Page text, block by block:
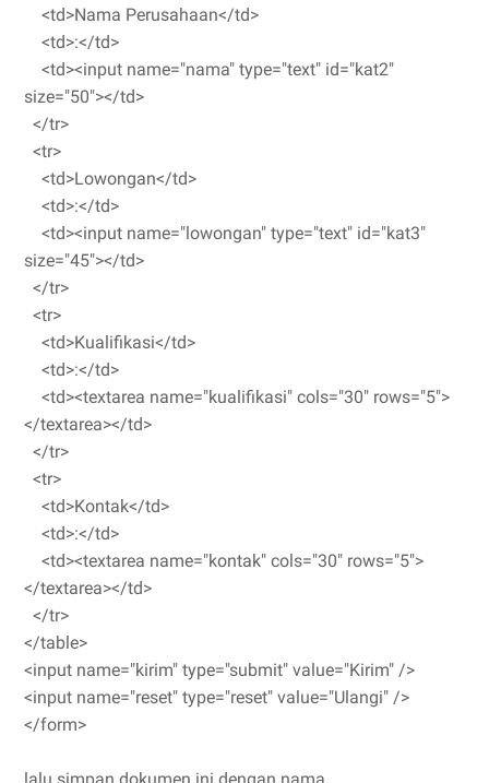
<td>Nama Perusahaan</td>
<td>:</td>
<td><input name="nama" type="text" id="kat2"
size="50"></td>
</tr>
<tr>
<td>Lowongan</td>
<td>:</td>
<td><input name="lowongan" type="text" id="kat3"
size="45"></td>
</tr>
<tr>
<td>Kualifikasi</td>
<td>:</td>
<td><textarea name="kualifikasi" cols="30" rows="5">
</textarea></td>
</tr>
<tr>
<td>Kontak</td>
<td>:</td>
<td><textarea name="kontak" cols="30" rows="5">
</textarea></td>
</tr>
</table>
<input name="kirim" type="submit" value="Kirim" />
<input name="reset" type="reset" value="Ulangi" />
</form>